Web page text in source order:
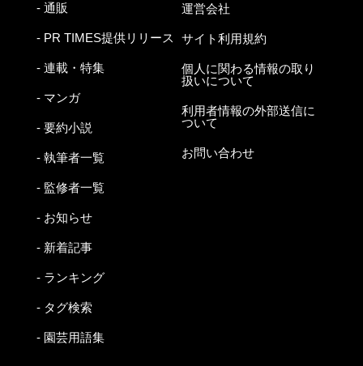
- 通販
- PR TIMES提供リリース
- 連載・特集
- マンガ
- 要約小説
- 執筆者一覧
- 監修者一覧
- お知らせ
- 新着記事
- ランキング
- タグ検索
- 園芸用語集
運営会社
サイト利用規約
個人に関わる情報の取り
扱いについて
利用者情報の外部送信に
ついて
お問い合わせ